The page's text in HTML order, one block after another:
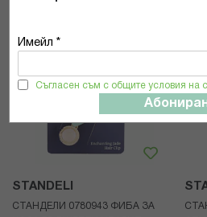
Имейл *
Съгласен съм с общите условия на
STANDELI
СТАНДЕЛИ 0780943 ФИБА ЗА